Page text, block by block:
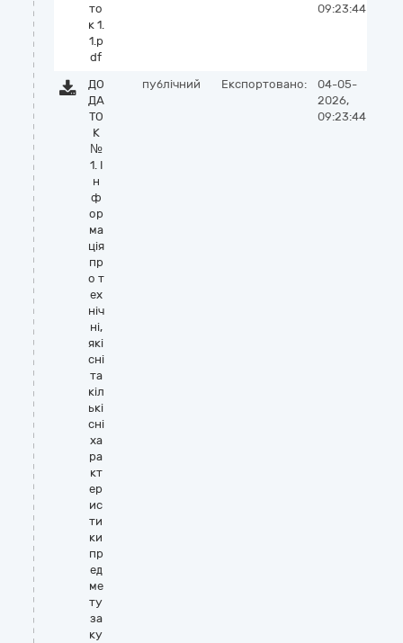
то
к 1.
1.p
df
09:23:44
ДО
ДА
ТО
К
№
1. І
н
ф
ор
ма
ція
пр
о т
ех
ніч
ні,
які
сні
та
кіл
ькі
сні
ха
ра
кт
ер
ис
ти
ки
пр
ед
ме
ту
за
ку
публічний Експортовано:
04-05-
2026,
09:23:44